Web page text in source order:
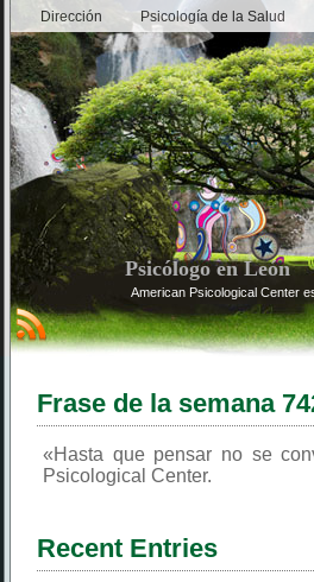
Dirección Psicología de la Salud
Psicólogo en León
American Psicological Center
Frase de la semana
«Hasta que pensar no se
Psicological Center.
Recent Entries